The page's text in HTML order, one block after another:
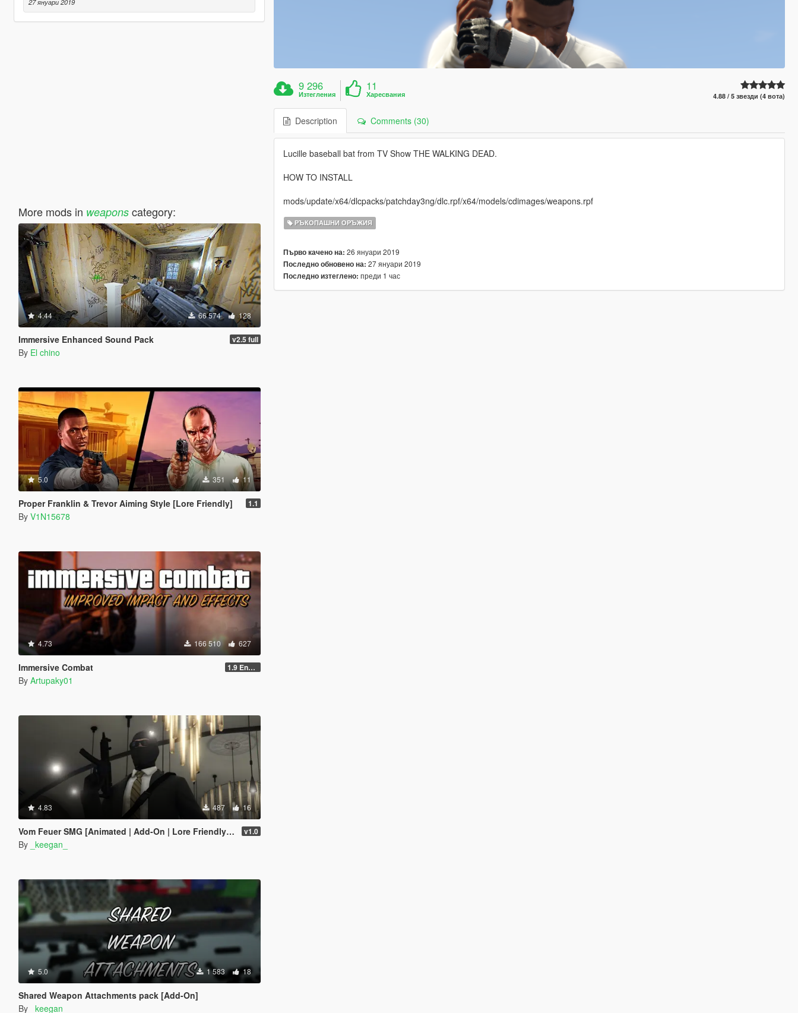
More mods in weaponscategory:
4.44 66 574 128
Immersive Enhanced Sound Pack v2.5 full
By El chino
5.0 351 11
Proper Franklin & Trevor Aiming Style [Lore Friendly] 1.1
By V1N15678
4.73 166 510 627
Immersive Combat 1.9 Enchanced
By Artupaky01
4.83 487 16
Vom Feuer SMG [Animated | Add-On | Lore Friendly | FiveM] v1.0
By _keegan_
5.0 1 583 18
Shared Weapon Attachments pack [Add-On]
By
_keegan_
9 296
Изтегления
11
Харесвания 4.88 / 5 звезди (4 вота)
Description Comments (30)
Lucille baseball bat from TV Show THE WALKING DEAD.
HOW TO INSTALL
mods/update/x64/dlcpacks/patchday3ng/dlc.rpf/x64/models/cdimages/weapons.rpf
РЪКОПАШНИ ОРЪЖИЯ
Първо качено на: 26 януари 2019
Последно обновено на: 27 януари 2019
Последно изтеглено: преди 1 час